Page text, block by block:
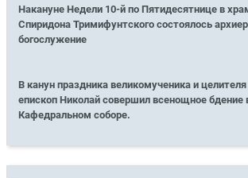
Накануне Недели 10-й по Пятидесятнице в
Спиридона Тримифунтского состоялось
богослужение
В канун праздника великомученика и
епископ Николай совершил всенощное бдение
Кафедральном соборе.